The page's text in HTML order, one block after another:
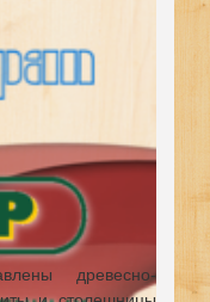
древесно-